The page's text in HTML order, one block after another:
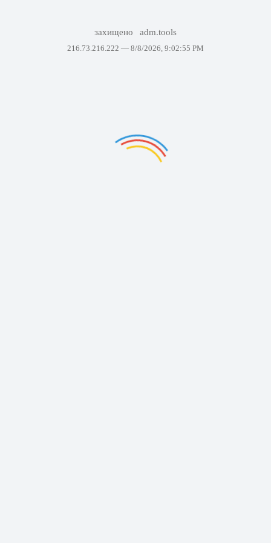
захищено adm.tools
216.73.216.222 — 8/8/2026, 9:02:55 PM